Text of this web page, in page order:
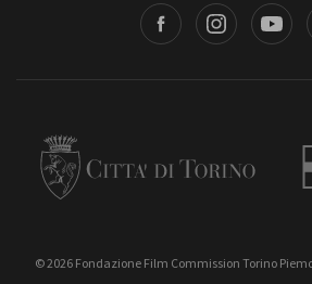
Vimeo
Regione Piemonte
© 2026 Fondazione Film Commission Torino